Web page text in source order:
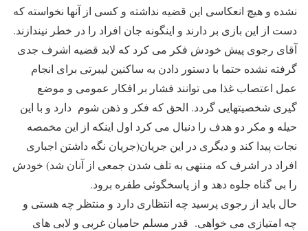
نشده و هیچ انعکاسی این قضیه نداشته و کسی از آنها نخواسته که
دست از این بازی بر دارند و اینگونه جان افراد را در خطر نیندازند.
آقای رجوی پیش خودش فکر می کرد که لابد قضیه اشرف جدی
گرفته نشده حتما با دستور دادن به ساکنین لیبرتی برای انجام
عمل اعتصاب غذا می توانند فشار بر افکار عمومی و موضع
گیری شخصیتهایی گردد. الحق که فکر و ذهن شوم دارد و با این
حیله و مکر دو هدف را دنبال می کرد اول اینکه از این مخمصه
نجات پیدا کند و دیگری در این جریان(جریان نگه داشتن اجباری
افراد در اشرف که منتهی به تلف شدن جمعی از آنان شد) خودش
را بی گناه جلوه دهد و از پاسخگوئی طفره برود.
حال باید از رجوی پرسید چه انتظاری دارد و منتظر چه هستی و
چه امتیازی می خواهی. قدر مسلم حامیان غربی و لابی های